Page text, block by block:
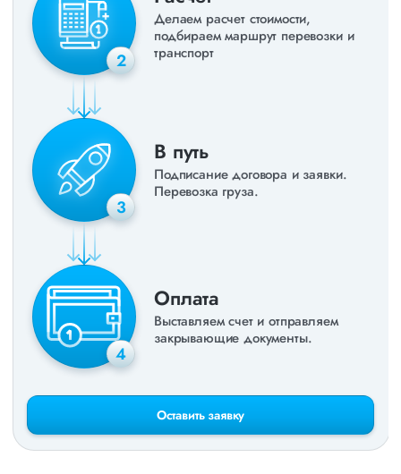
2
Делаем расчет стоимости,
подбираем маршрут перевозки и
транспорт
3
В путь
Подписание договора и заявки.
Перевозка груза.
4
Оплата
Выставляем счет и отправляем
закрывающие документы.
Оставить заявку